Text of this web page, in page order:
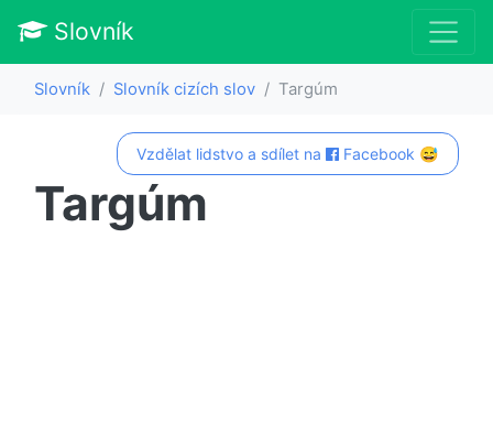
Slovník
Slovník Slovník cizích slov Targúm
Vzdělat lidstvo a sdílet na Facebook 😅
Targúm